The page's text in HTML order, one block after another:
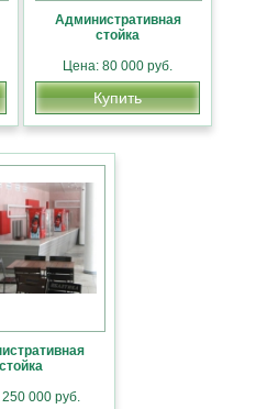
Административная
стойка
Цена: 80 000 руб.
Купить
стойка
000 руб.